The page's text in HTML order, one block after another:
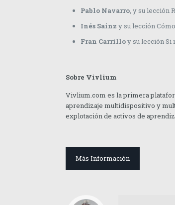
Pablo Navarro, y su lección
Inés Sainz y su lección
Fran Carrilloy su lección Si
Sobre Vivlium
Vivlium.com es la primera
aprendizaje multidispositivo y
explotación de activos de
Más Información